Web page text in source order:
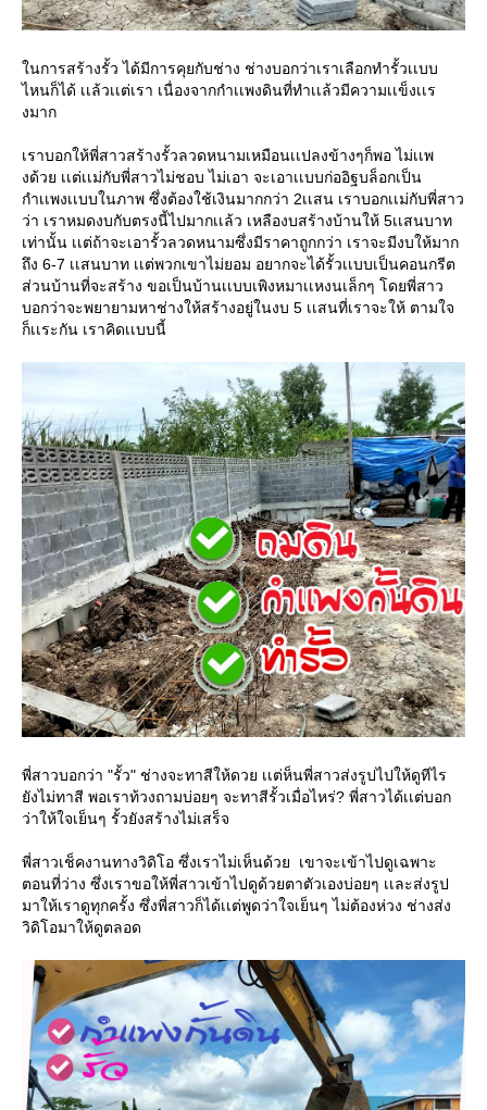
ในการสร้างรั้ว ได้มีการคุยกับช่าง ช่างบอกว่าเราเลือกทำรั้วเเบบ
ไหนก็ได้ เเล้วเเต่เรา เนื่องจากกำเเพงดินที่ทำเเล้วมีความเเข็งเเร
งมาก
เราบอกให้พี่สาวสร้างรั้วลวดหนามเหมือนเเปลงข้างๆก็พอ ไม่เเพ
งด้วย เเต่เเม่กับพี่สาวไม่ชอบ ไม่เอา จะเอาเเบบก่ออิฐบล็อกเป็น
กำเเพงเเบบในภาพ ซึ่งต้องใช้เงินมากกว่า 2เเสน เราบอกเเม่กับพี่สาว
ว่า เราหมดงบกับตรงนี้ไปมากเเล้ว เหลืองบสร้างบ้านให้ 5เเสนบาท
เท่านั้น เเต่ถ้าจะเอารั้วลวดหนามซึ่งมีราคาถูกกว่า เราจะมีงบให้มาก
ถึง 6-7 เเสนบาท เเต่พวกเขาไม่ยอม อยากจะได้รั้วเเบบเป็นคอนกรีต
ส่วนบ้านที่จะสร้าง ขอเป็นบ้านเเบบเพิงหมาเเหงนเล็กๆ โดยพี่สาว
บอกว่าจะพยายามหาช่างให้สร้างอยู่ในงบ 5 เเสนที่เราจะให้ ตามใจ
ก็เเระกัน เราคิดเเบบนี้
พี่สาวบอกว่า "รั้ว" ช่างจะทาสีให้ดวย เเต่ห็นพี่สาวส่งรูปไปให้ดูทีไร
ยังไม่ทาสี พอเราท้วงถามบ่อยๆ จะทาสีรั้วเมื่อไหร่? พี่สาวได้เเต่บอก
ว่าให้ใจเย็นๆ รั้วยังสร้างไม่เสร็จ
พี่สาวเช็คงานทางวิดิโอ ซึ่งเราไม่เห็นด้วย เขาจะเข้าไปดูเฉพาะ
ตอนที่ว่าง ซึ่งเราขอให้พี่สาวเข้าไปดูด้วยตาตัวเองบ่อยๆ เเละส่งรูป
มาให้เราดูทุกครั้ง ซึ่งพี่สาวก็ได้เเต่พูดว่าใจเย็นๆ ไม่ต้องห่วง ช่างส่ง
วิดิโอมาให้ดูตลอด